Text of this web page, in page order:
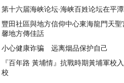
第十六届海峡论坛·海峡百姓论坛在平
豐田社區與地方信仰中心東海龍門天
馨地方傳佳話
小心健康诈骗 远离烟品保护自己
『百年路 黃埔情』抗戰時期黃埔軍校
校